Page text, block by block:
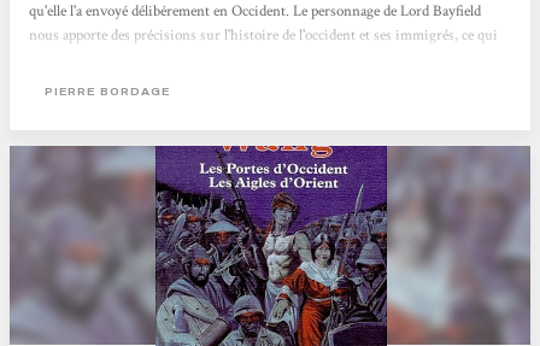
qu'elle l'a envoyé délibérement en Occident. Le personnage de Lord Bayfield
nous apporte des précisions sur l'histoire de l'occident et ses immigrés, ce qui
sa décision, qui néanmoins reste compréhensible pour cette "femme" de
PIERRE BORDAGE